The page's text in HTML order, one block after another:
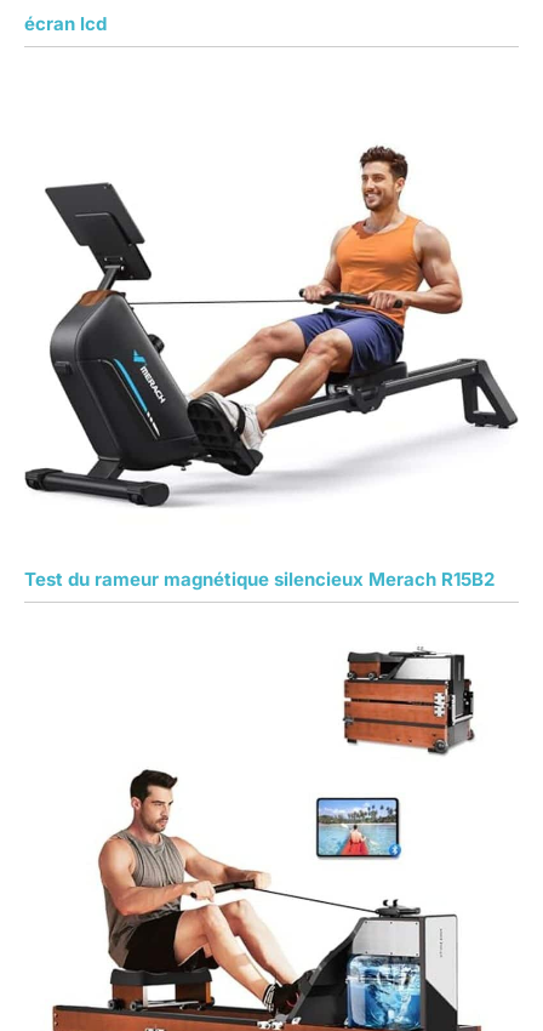
écran lcd
Test du rameur magnétique silencieux Merach R15B2